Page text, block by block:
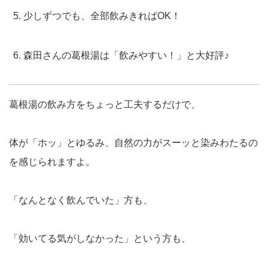
少しずつでも、全部飲みきればOK！
森田さんの葛根湯は「飲みやすい！」と大好評♪
葛根湯の飲み方をちょっと工夫するだけで、
体が「ホッ」とゆるみ、自然の力がスーッと染みわたるの
を感じられますよ。
「なんとなく飲んでいた」方も、
「効いてる気がしなかった」という方も、